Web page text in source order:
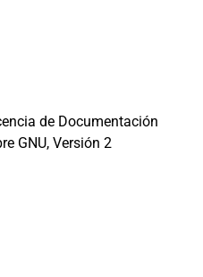
de Documentación
GNU, Versión 2